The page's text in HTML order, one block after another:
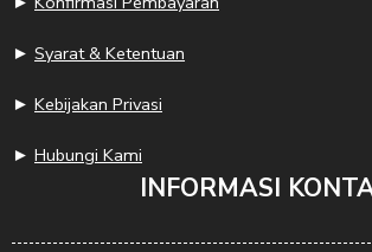
► Syarat & Ketentuan
► Kebijakan Privasi
► Hubungi Kami
INFORMASI